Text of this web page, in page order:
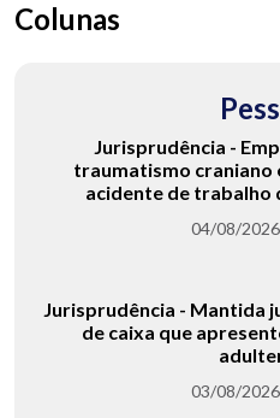
Colunas
Jurisprudência -
traumatismo craniano
acidente de trabalho
04/08/
Jurisprudência - Mantida
de caixa que
03/08/2026